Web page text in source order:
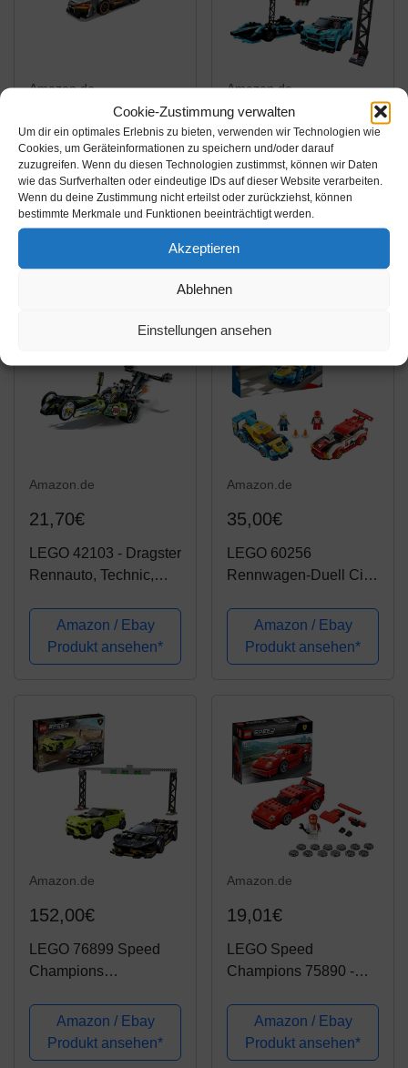
Cookie-Zustimmung verwalten
Um dir ein optimales Erlebnis zu bieten, verwenden wir Technologien wie
Cookies, um Geräteinformationen zu speichern und/oder darauf
zuzugreifen. Wenn du diesen Technologien zustimmst, können wir Daten
wie das Surfverhalten oder eindeutige IDs auf dieser Website verarbeiten.
Wenn du deine Zustimmung nicht erteilst oder zurückziehst, können
bestimmte Merkmale und Funktionen beeinträchtigt werden.
Akzeptieren
Ablehnen
Einstellungen ansehen
Amazon.de
32,00€
LEGO Speed
Champions 75892
McLaren Senna
Amazon / Ebay
Amazon.de
92,49€
LEGO 76898 Speed
Champions Formula E
Panasonic Jaguar
Racing GEN2 car &
Jaguar I-PACE
eTROPHY
Rennwagen-Set
Amazon / Ebay
Amazon.de
21,70€
LEGO 42103 - Dragster
Rennauto, Technic,
Amazon / Ebay
Produkt ansehen*
Amazon.de
35,00€
LEGO 60256
Rennwagen-Duell City
Rennfahrer-
Minifiguren,
Rallyefahrzeugen für
Amazon / Ebay
Produkt ansehen*
Amazon.de
152,00€
LEGO 76899 Speed
Champions
& Lamborghini
Huracán Super Trofeo
EVO Rennwagen-Set
Amazon / Ebay
Produkt ansehen*
Amazon.de
19,01€
LEGO Speed
Champions 75890 -
Competizione,
Rennwagen
Amazon / Ebay
Produkt ansehen*